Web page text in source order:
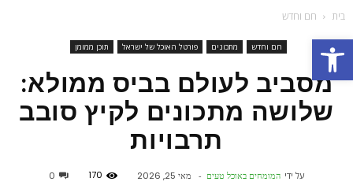
פתח סרגל נגישות
בית חם וחדש
חם וחדש מתכונים פורטל האוכל של ישראל תוכן ממומן
מסביב לעולם בביס ממולא:
שלושה מתכונים לקיץ סובב
תרבויות
על ידי המומחים באוכל טעים - מאי 25, 2026 170
0